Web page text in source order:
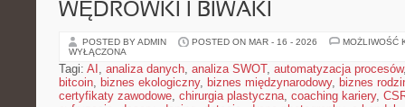
WĘDRÓWKI I BIWAKI
POSTED BY ADMIN POSTED ON MAR - 16 - 2026
MOŻLIWOŚĆ
WYŁĄCZONA
Tagi: AI , analiza danych, analiza SWOT, automatyzacja procesów
bitcoin, biznes ekologiczny, biznes międzynarodowy, biznes
certyfikaty zawodowe, chirurgia plastyczna, coaching kariery,